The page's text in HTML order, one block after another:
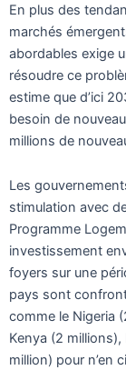
En plus des
marchés
abordables exige
résoudre ce
estime que d’ici
besoin de
millions de
Les
stimulation avec
Programme
investissement
foyers sur une
pays sont
comme le Nigeria
Kenya (2 millions),
million) pour n’en